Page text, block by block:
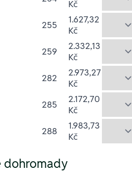
Kč
255
1.627,32
Kč
259
2.332,13
Kč
282
2.973,27
Kč
285
2.172,70
Kč
288
1.983,73
Kč
dohromady